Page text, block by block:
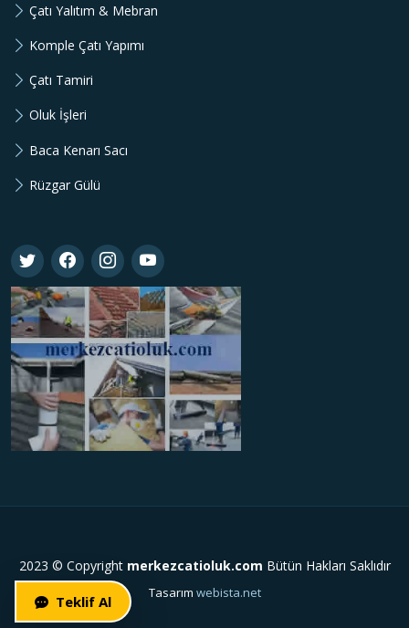
Teklif Al
Çatı Yalıtım & Mebran
Komple Çatı Yapımı
Çatı Tamiri
Oluk İşleri
Baca Kenarı Sacı
Rüzgar Gülü
2023 © Copyright merkezcatioluk.com Bütün Hakları Saklıdır
Tasarım webista.net